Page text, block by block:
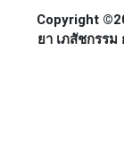
Copyright
ยา เภสัชกรร